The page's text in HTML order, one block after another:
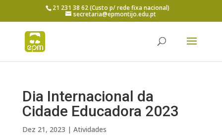
21 231 38 62 (Custo p/ rede fixa nacional)
secretaria@epmontijo.edu.pt
Dia Internacional da
Cidade Educadora 2023
Dez 21, 2023 | Atividades